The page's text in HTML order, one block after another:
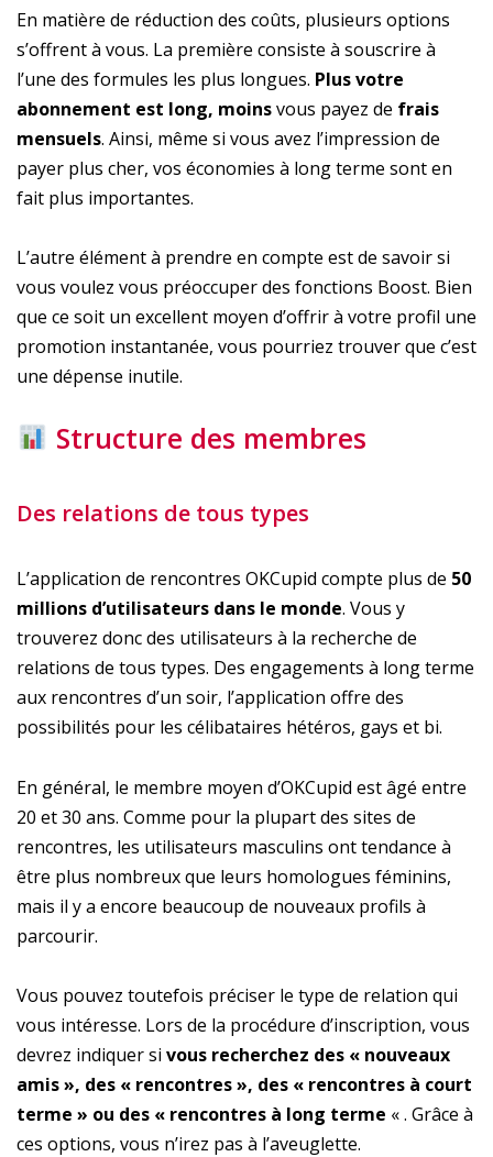
En matière de réduction des coûts, plusieurs options
s’offrent à vous. La première consiste à souscrire à
l’une des formules les plus longues. Plus votre
abonnement est long, moinsvous payez de frais
mensuels. Ainsi, même si vous avez l’impression de
payer plus cher, vos économies à long terme sont en
fait plus importantes.
L’autre élément à prendre en compte est de savoir si
vous voulez vous préoccuper des fonctions Boost. Bien
que ce soit un excellent moyen d’offrir à votre profil une
promotion instantanée, vous pourriez trouver que c’est
une dépense inutile.
Structure des membres
Des relations de tous types
L’application de rencontres OKCupid compte plus de 50
millions d’utilisateurs dans le monde. Vous y
trouverez donc des utilisateurs à la recherche de
relations de tous types. Des engagements à long terme
aux rencontres d’un soir, l’application offre des
possibilités pour les célibataires hétéros, gays et bi.
En général, le membre moyen d’OKCupid est âgé entre
20 et 30 ans. Comme pour la plupart des sites de
rencontres, les utilisateurs masculins ont tendance à
être plus nombreux que leurs homologues féminins,
mais il y a encore beaucoup de nouveaux profils à
parcourir.
Vous pouvez toutefois préciser le type de relation qui
vous intéresse. Lors de la procédure d’inscription, vous
devrez indiquer si vous recherchez des « nouveaux
amis », des « rencontres », des « rencontres à court
terme » ou des « rencontres à long terme « . Grâce à
ces options, vous n’irez pas à l’aveuglette.